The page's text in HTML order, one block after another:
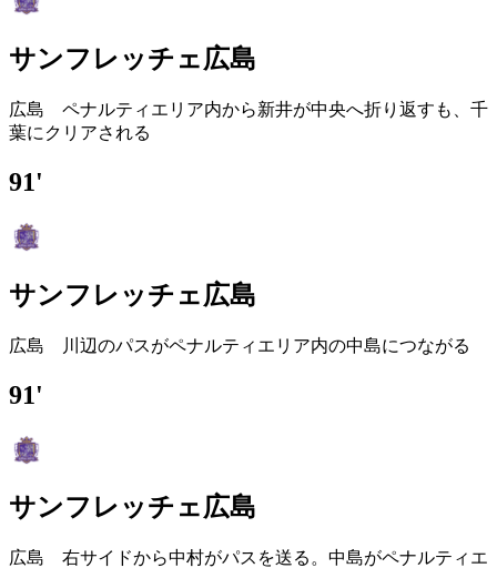
サンフレッチェ広島
広島 ペナルティエリア内から新井が中央へ折り返すも、千
葉にクリアされる
91'
サンフレッチェ広島
広島 川辺のパスがペナルティエリア内の中島につながる
91'
サンフレッチェ広島
広島 右サイドから中村がパスを送る。中島がペナルティエ